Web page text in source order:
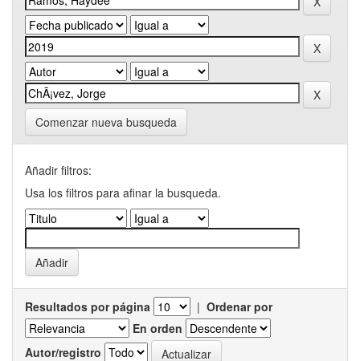
Comenzar nueva busqueda
Añadir filtros:
Usa los filtros para afinar la busqueda.
Resultados por página | Ordenar por
En orden
Autor/registro